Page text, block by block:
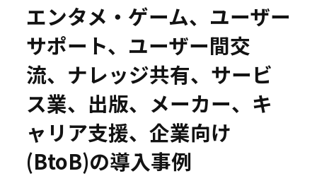
事例
セミナー
お役立ち情報
エンタメ・ゲーム、ユーザー
サポート、ユーザー間交
流、ナレッジ共有、サービ
ス業、出版、メーカー、キ
ャリア支援、企業向け
(BtoB)の導入事例